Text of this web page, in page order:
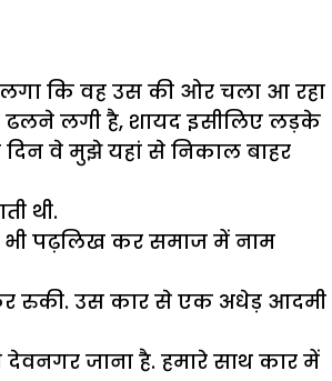
कि वह उस की ओर चला आ रहा
ढलने लगी है, शायद इसीलिए लड़के
वे मुझे यहां से निकाल बाहर
थी.
भी पढ़लिख कर समाज में नाम
रुकी. उस कार से एक अधेड़ आदमी
देवनगर जाना है. हमारे साथ कार में